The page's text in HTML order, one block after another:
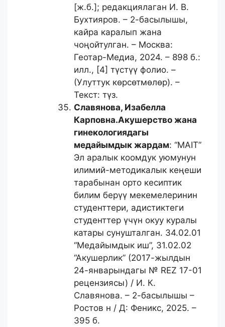
[ж.б.]; редакциялаган И. В.
Бухтияров. – 2-басылышы,
кайра каралып жана
чоңойтулган. – Москва:
Геотар-Медиа, 2024. – 898 б.:
илл., [4] түстүү фолио. –
(Улуттук көрсөтмөлөр). –
Текст: түз.
Славянова, Изабелла
Карповна.Акушерство жана
гинекологиядагы
медайымдык жардам: “MAIT”
Эл аралык коомдук уюмунун
илимий-методикалык кеңеши
тарабынан орто кесиптик
билим берүү мекемелеринин
студенттери, адистиктеги
студенттер үчүн окуу куралы
катары сунушталган. 34.02.01
“Медайымдык иш”, 31.02.02
“Акушерлик” (2017-жылдын
24-январындагы № REZ 17-01
рецензиясы) / И. К.
Славянова. – 2-басылышы –
Ростов н / Д: Феникс, 2025. –
395 б.